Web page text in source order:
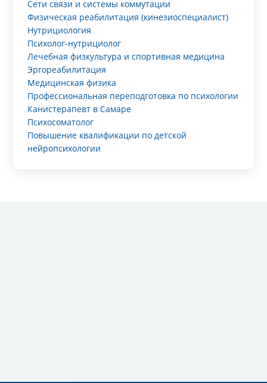
Сети связи и системы коммутации
Физическая реабилитация (кинезиоспециалист)
Нутрициология
Психолог-нутрициолог
Лечебная физкультура и спортивная медицина
Эргореабилитация
Медицинская физика
Профессиональная переподготовка по психологии
Канистерапевт в Самаре
Психосоматолог
Повышение квалификации по детской
нейропсихологии